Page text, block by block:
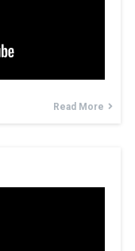
Read More